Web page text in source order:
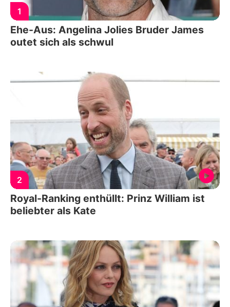
1
Ehe-Aus: Angelina Jolies Bruder James
outet sich als schwul
2
Royal-Ranking enthüllt: Prinz William ist
beliebter als Kate